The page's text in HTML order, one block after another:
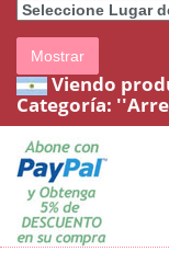
Mostrar
Viendo
Categoría: